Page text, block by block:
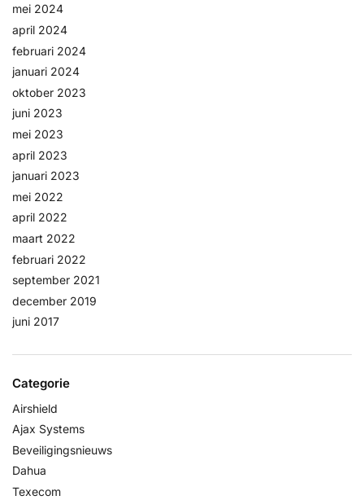
mei 2024
april 2024
februari 2024
januari 2024
oktober 2023
juni 2023
mei 2023
april 2023
januari 2023
mei 2022
april 2022
maart 2022
februari 2022
september 2021
december 2019
juni 2017
Categorie
Airshield
Ajax Systems
Beveiligingsnieuws
Dahua
Texecom